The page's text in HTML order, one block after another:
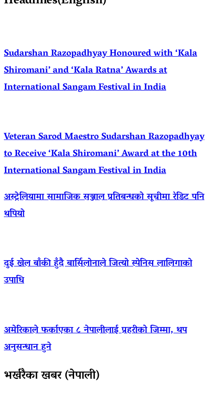
Sudarshan Razopadhyay Honoured with ‘Kala
Shiromani’ and ‘Kala Ratna’ Awards at
International Sangam Festival in India
Veteran Sarod Maestro Sudarshan Razopadhyay
to Receive ‘Kala Shiromani’ Award at the 10th
International Sangam Festival in India
अस्ट्रेलियामा सामाजिक सञ्जाल प्रतिबन्धको सूचीमा रेडिट पनि
थपियो
दुई खेल बाँकी हुँदै बार्सिलोनाले जित्यो स्पेनिस लालिगाको
उपाधि
अमेरिकाले फर्काएका ८ नेपालीलाई प्रहरीको जिम्मा, थप
अनुसन्धान हुने
भर्खरैका खबर (नेपाली)